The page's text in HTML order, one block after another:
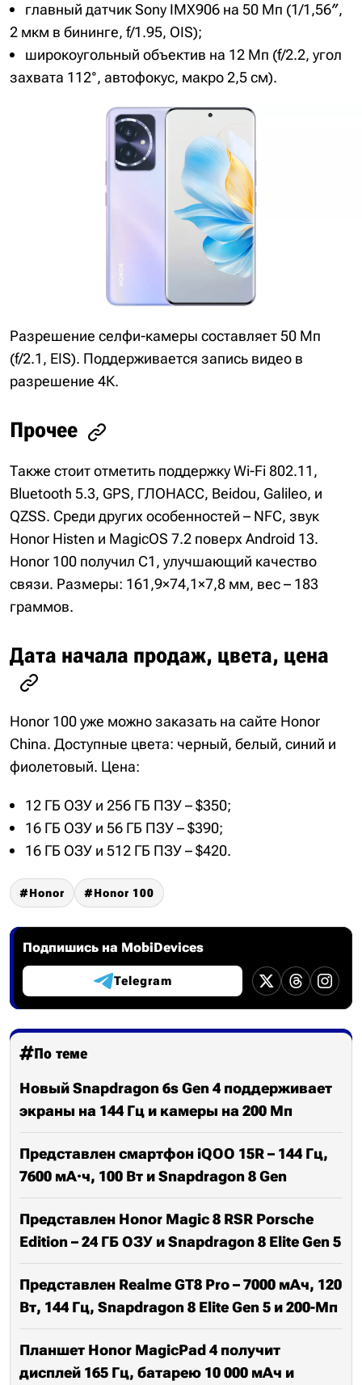
главный датчик Sony IMX906 на 50 Мп (1/1,56″,
2 мкм в бининге, f/1.95, OIS);
широкоугольный объектив на 12 Мп (f/2.2, угол
захвата 112°, автофокус, макро 2,5 см).
Разрешение селфи-камеры составляет 50 Мп
(f/2.1, EIS). Поддерживается запись видео в
разрешение 4К.
Прочее
Также стоит отметить поддержку Wi-Fi 802.11,
Bluetooth 5.3, GPS, ГЛОНАСС, Beidou, Galileo, и
QZSS. Среди других особенностей – NFC, звук
Honor Histen и MagicOS 7.2 поверх Android 13.
Honor 100 получил С1, улучшающий качество
связи. Размеры: 161,9×74,1×7,8 мм, вес – 183
граммов.
Дата начала продаж, цвета, цена
Honor 100 уже можно заказать на сайте Honor
China. Доступные цвета: черный, белый, синий и
фиолетовый. Цена:
12 ГБ ОЗУ и 256 ГБ ПЗУ – $350;
16 ГБ ОЗУ и 56 ГБ ПЗУ – $390;
16 ГБ ОЗУ и 512 ГБ ПЗУ – $420.
Honor Honor 100
Подпишись на MobiDevices
Telegram
По теме
Новый Snapdragon 6s Gen 4 поддерживает
экраны на 144 Гц и камеры на 200 Мп
Представлен смартфон iQOO 15R – 144 Гц,
7600 мА·ч, 100 Вт и Snapdragon 8 Gen
Представлен Honor Magic 8 RSR Porsche
Edition – 24 ГБ ОЗУ и Snapdragon 8 Elite Gen 5
Представлен Realme GT8 Pro – 7000 мАч, 120
Вт, 144 Гц, Snapdragon 8 Elite Gen 5 и 200-Мп
Планшет Honor MagicPad 4 получит
дисплей 165 Гц, батарею 10 000 мАч и